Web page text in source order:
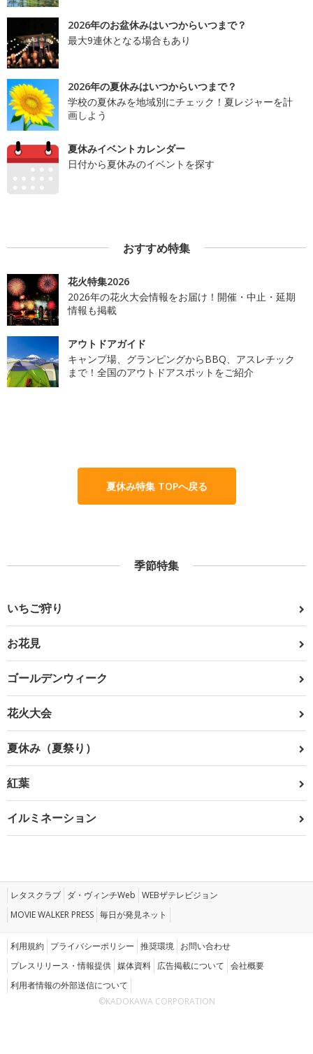
2026年のお盆休みはいつからいつまで？
最大9連休となる場合もあり
2026年の夏休みはいつからいつまで？
学校の夏休みを地域別にチェック！夏レジャーを計
画しよう
夏休みイベントカレンダー
日付から夏休みのイベントを探す
おすすめ特集
花火特集2026
2026年の花火大会情報をお届け！開催・中止・延期
情報も掲載
アウトドアガイド
キャンプ場、グランピングからBBQ、アスレチック
まで！全国のアウトドアスポットをご紹介
夏休み特集 TOPへ戻る
季節特集
いちご狩り
お花見
ゴールデンウィーク
花火大会
夏休み（夏祭り）
紅葉
イルミネーション
レタスクラブ ダ・ヴィンチWeb WEBザテレビジョン
MOVIE WALKER PRESS 毎日が発見ネット
利用規約 プライバシーポリシー 推奨環境 お問い合わせ
プレスリリース・情報提供 媒体資料 広告掲載について 会社概要
利用者情報の外部送信について
©KADOKAWA CORPORATION